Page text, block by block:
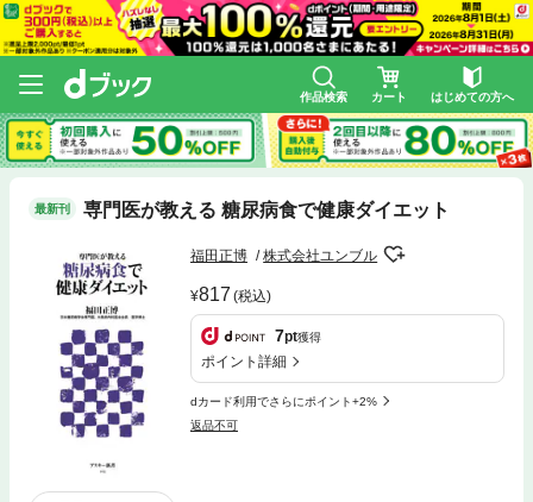
作品検索 カート はじめての方へ
最新刊 専門医が教える 糖尿病食で健康ダイエット
福田正博 株式会社ユンブル
817 (税込)
7pt獲得
ポイント詳細
dカード利用でさらにポイント+2%
返品不可